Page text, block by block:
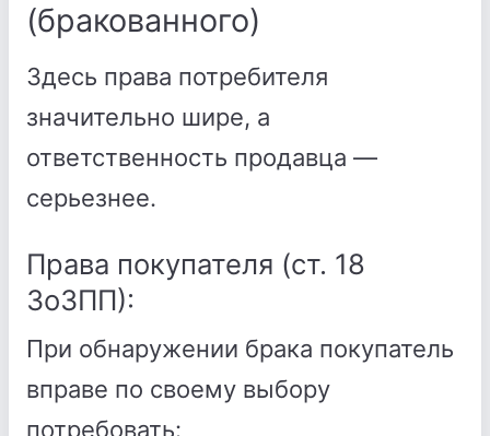
(бракованного)
Здесь права потребителя
значительно шире, а
ответственность продавца —
серьезнее.
Права покупателя (ст. 18
ЗоЗПП):
При обнаружении брака покупатель
вправе по своему выбору
потребовать: